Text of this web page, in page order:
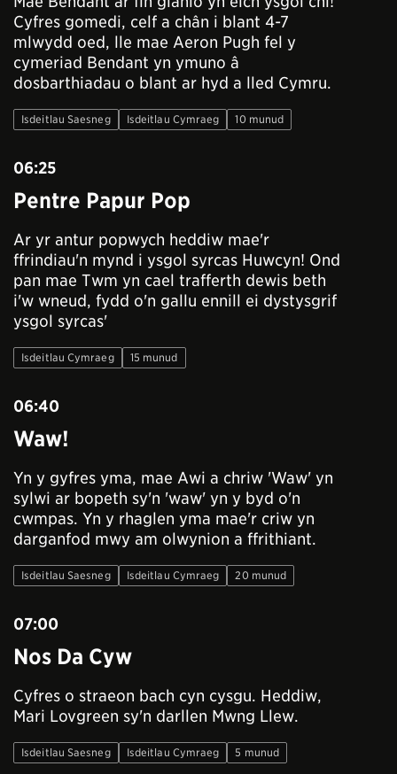
Cyfres gomedi, celf a chân i blant 4-7
mlwydd oed, lle mae Aeron Pugh fel y
cymeriad Bendant yn ymuno â
dosbarthiadau o blant ar hyd a lled Cymru.
Isdeitlau Saesneg Isdeitlau Cymraeg 10 munud
06:25
Pentre Papur Pop
Ar yr antur popwych heddiw mae'r
ffrindiau'n mynd i ysgol syrcas Huwcyn! Ond
pan mae Twm yn cael trafferth dewis beth
i'w wneud, fydd o'n gallu ennill ei dystysgrif
ysgol syrcas'
Isdeitlau Cymraeg 15 munud
06:40
Waw!
Yn y gyfres yma, mae Awi a chriw 'Waw' yn
sylwi ar bopeth sy'n 'waw' yn y byd o'n
cwmpas. Yn y rhaglen yma mae'r criw yn
darganfod mwy am olwynion a ffrithiant.
Isdeitlau Saesneg Isdeitlau Cymraeg 20 munud
07:00
Nos Da Cyw
Cyfres o straeon bach cyn cysgu. Heddiw,
Mari Lovgreen sy'n darllen Mwng Llew.
Isdeitlau Saesneg Isdeitlau Cymraeg 5 munud